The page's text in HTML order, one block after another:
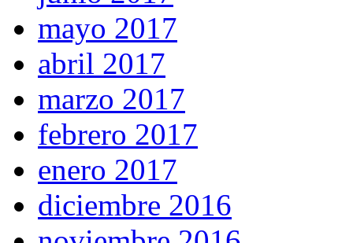
mayo 2017
abril 2017
marzo 2017
febrero 2017
enero 2017
diciembre 2016